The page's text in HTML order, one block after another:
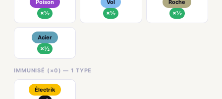
Poison
×½
Vol
×½
Roche
×½
Acier
×½
IMMUNISÉ (×0) — 1 TYPE
Électrik